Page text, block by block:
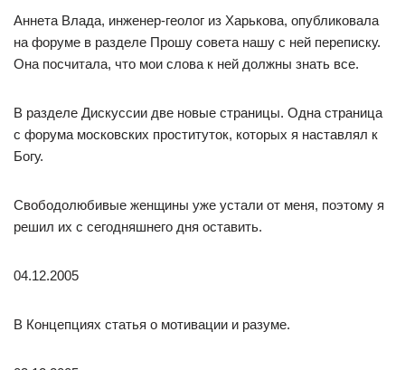
Аннета Влада, инженер-геолог из Харькова, опубликовала
на форуме в разделе Прошу совета нашу с ней переписку.
Она посчитала, что мои слова к ней должны знать все.
В разделе Дискуссии две новые страницы. Одна страница
с форума московских проституток, которых я наставлял к
Богу.
Свободолюбивые женщины уже устали от меня, поэтому я
решил их с сегодняшнего дня оставить.
04.12.2005
В Концепциях статья о мотивации и разуме.